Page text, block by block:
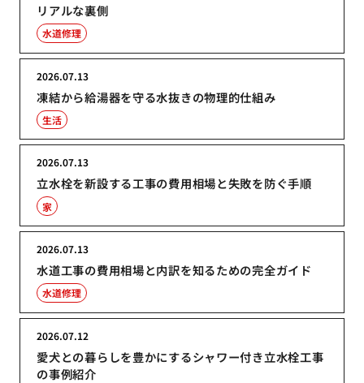
リアルな裏側
水道修理
凍結から給湯器を守る水抜きの物理的仕組み
2026.07.13
生活
立水栓を新設する工事の費用相場と失敗を防ぐ手順
2026.07.13
家
水道工事の費用相場と内訳を知るための完全ガイド
2026.07.13
水道修理
愛犬との暮らしを豊かにするシャワー付き立水栓工事
の事例紹介
2026.07.12